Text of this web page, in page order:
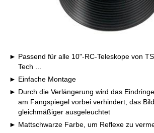
Passend für alle 10"-RC-Teleskope von
Tech ...
Einfache Montage
Durch die Verlängerung wird das
am Fangspiegel vorbei verhindert, das
gleichmäßiger ausgeleuchtet
Mattschwarze Farbe, um Reflexe zu